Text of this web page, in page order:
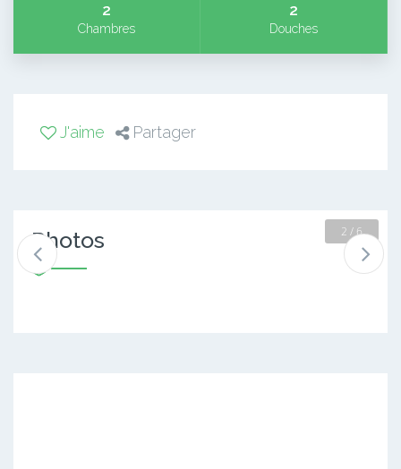
2
Chambres
2
Douches
J'aime Partager
Photos 2 / 6